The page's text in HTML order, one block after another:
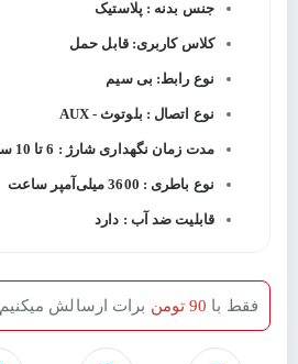
جنس بدنه : پلاستیک
کلاس کاربری: قابل حمل
نوع رابط: بی سیم
نوع اتصال : بلوتوث - AUX
مدت زمان نگهداری شارژ : 6 تا 10 ساعت
نوع باطری : 3600 میلی‌آمپر ساعت
قابلیت ضد آب : دارد
فقط با 90 تومن برات ارسالش میکنیم